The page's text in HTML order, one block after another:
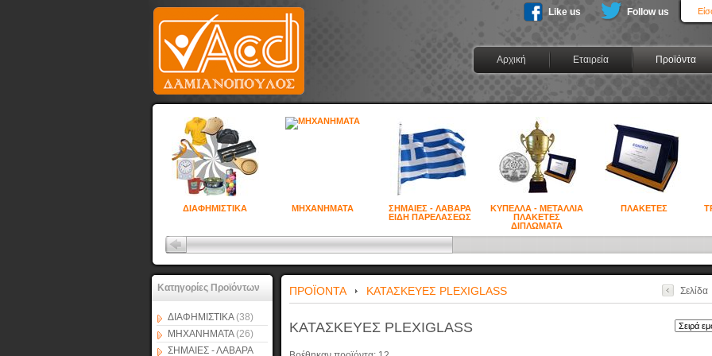
Αρχική Εταιρεία Προϊόντα
Like us Follow us
ΔΙΑΦΗΜΙΣΤΙΚΑ ΜΗΧΑΝΗΜΑΤΑ
ΣΗΜΑΙΕΣ - ΛΑΒΑΡΑ
ΕΙΔΗ ΠΑΡΕΛΑΣΕΩΣ
ΚΥΠΕΛΛΑ - ΜΕΤΑΛΛΙΑ
ΠΛΑΚΕΤΕΣ
ΔΙΠΛΩΜΑΤΑ
ΠΛΑΚΕΤΕΣ
Κατηγορίες Προϊόντων
ΔΙΑΦΗΜΙΣΤΙΚΑ(38)
ΜΗΧΑΝΗΜΑΤΑ(26)
ΣΗΜΑΙΕΣ - ΛΑΒΑΡΑ
Σελίδα
ΠΡΟΪΟΝΤΑ ΚΑΤΑΣΚΕΥΕΣ PLEXIGLASS
ΚΑΤΑΣΚΕΥΕΣ PLEXIGLASS